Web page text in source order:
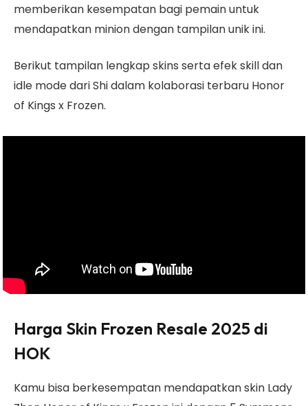
memberikan kesempatan bagi pemain untuk
mendapatkan minion dengan tampilan unik ini.
Berikut tampilan lengkap skins serta efek skill dan
idle mode dari Shi dalam kolaborasi terbaru Honor
of Kings x Frozen.
Harga Skin Frozen Resale 2025 di
HOK
Kamu bisa berkesempatan mendapatkan skin Lady